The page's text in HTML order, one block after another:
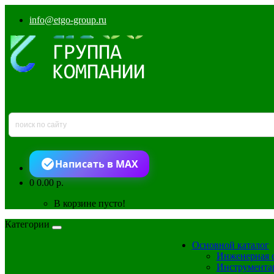
info@etgo-group.ru
Написать в MAX
00.00 р.
В корзине пусто!
Категории
Основной каталог
Инженерная